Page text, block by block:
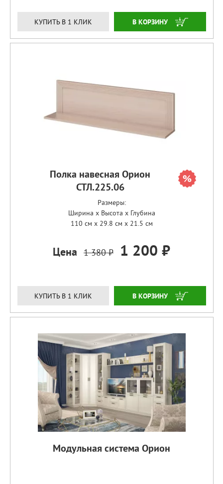
КУПИТЬ В 1 КЛИК ЗАКАЗАТЬ
Полка навесная Орион
СТЛ.225.06
Размеры:
Ширина x Высота x Глубина
110 см x 29.8 см x 21.5 см
Цена 1 380 ₽ 1 200 ₽
КУПИТЬ В 1 КЛИК ЗАКАЗАТЬ
Модульная система Орион